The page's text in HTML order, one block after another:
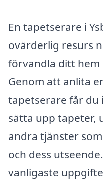
En tapetserare i
ovärderlig resurs
förvandla ditt hem
Genom att anlita
tapetserare får du
sätta upp tapeter,
andra tjänster
och dess
vanligaste